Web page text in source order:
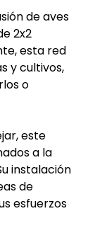
de aves
2x2
esta red
y cultivos,
o
este
a la
instalación
de
esfuerzos